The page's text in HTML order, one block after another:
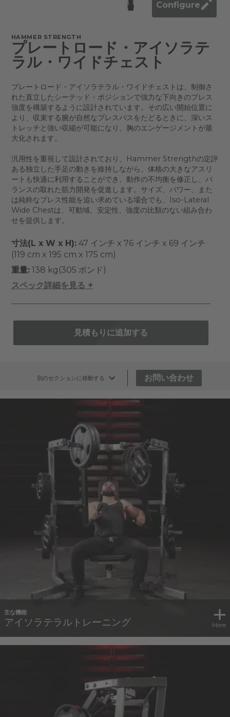
Configure
HAMMER STRENGTH
プレートロード・アイソラテ
ラル・ワイドチェスト
プレートロード・アイソラテラル・ワイドチェストは、制御さ
れた直立したシーテッド・ポジションで強力な下向きのプレス
強度を構築するように設計されています。その広い開始位置に
より、収束する腕が自然なプレスパスをたどるときに、深いス
トレッチと強い収縮が可能になり、胸のエンゲージメントが最
大化されます。
汎用性を重視して設計されており、Hammer Strengthの定評
ある独立した手足の動きを維持しながら、体格の大きなアスリ
ートも快適に利用することができ、動作の不均衡を修正し、バ
ランスの取れた筋力開発を促進します。サイズ、パワー、また
は純粋なプレス性能を追い求めている場合でも、Iso-Lateral
Wide Chestは、可動域、安定性、強度の比類のない組み合わ
せを提供します。
寸法(L x W x H):47 インチ x 76 インチ x 69 インチ
(119 cm x 195 cm x 175 cm)
重量:138 kg(305 ポンド)
スペック詳細を見る +
見積もりに追加する
別のセクションに移動する お問い合わせ
主な機能
アイソラテラルトレーニング More